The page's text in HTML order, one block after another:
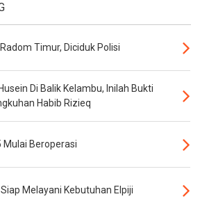
Timur, Diciduk Polisi
Di Balik Kelambu, Inilah Bukti
Habib Rizieq
Mulai Beroperasi
Melayani Kebutuhan Elpiji